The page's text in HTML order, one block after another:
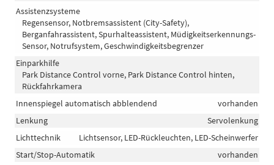
Assistenzsysteme
Regensensor, Notbremsassistent (City-Safety),
Berganfahrassistent, Spurhalteassistent, Müdigkeitserkennungs-
Sensor, Notrufsystem, Geschwindigkeitsbegrenzer
Einparkhilfe
Park Distance Control vorne, Park Distance Control hinten,
Rückfahrkamera
Innenspiegel automatisch abblendend
vorhanden
Lenkung
Servolenkung
Lichttechnik
Lichtsensor, LED-Rückleuchten, LED-Scheinwerfer
Start/Stop-Automatik
vorhanden